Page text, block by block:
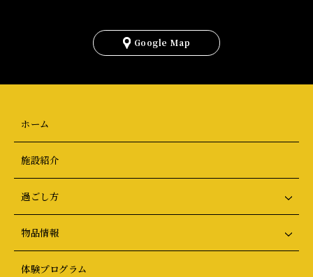
Google Map
を
見
る
ホーム
施設紹介
過ごし方
物品情報
体験プログラム